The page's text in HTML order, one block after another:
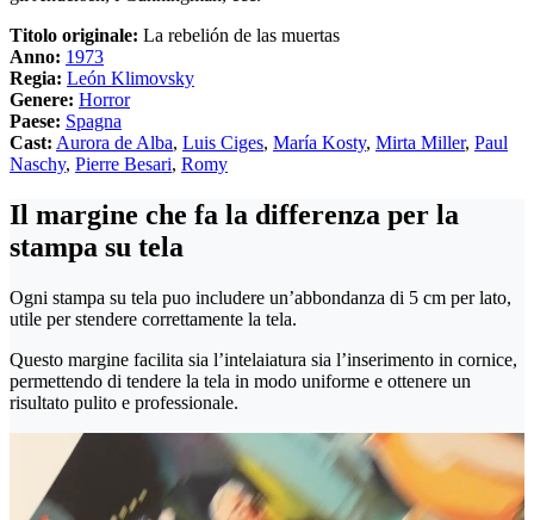
Titolo originale: La rebelión de las muertas
Anno: 1973
Regia: León Klimovsky
Genere: Horror
Paese: Spagna
Cast: Aurora de Alba, Luis Ciges, María Kosty, Mirta Miller, Paul
Naschy, Pierre Besari, Romy
Il margine che fa la differenza per la
stampa su tela
Ogni stampa su tela puo includere un’abbondanza di 5 cm per lato,
utile per stendere correttamente la tela.
Questo margine facilita sia l’intelaiatura sia l’inserimento in cornice,
permettendo di tendere la tela in modo uniforme e ottenere un
risultato pulito e professionale.